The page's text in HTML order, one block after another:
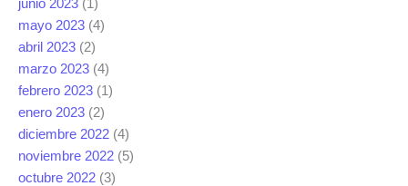
mayo 2023 (4)
abril 2023 (2)
marzo 2023 (4)
febrero 2023 (1)
enero 2023 (2)
diciembre 2022 (4)
noviembre 2022 (5)
octubre 2022 (3)